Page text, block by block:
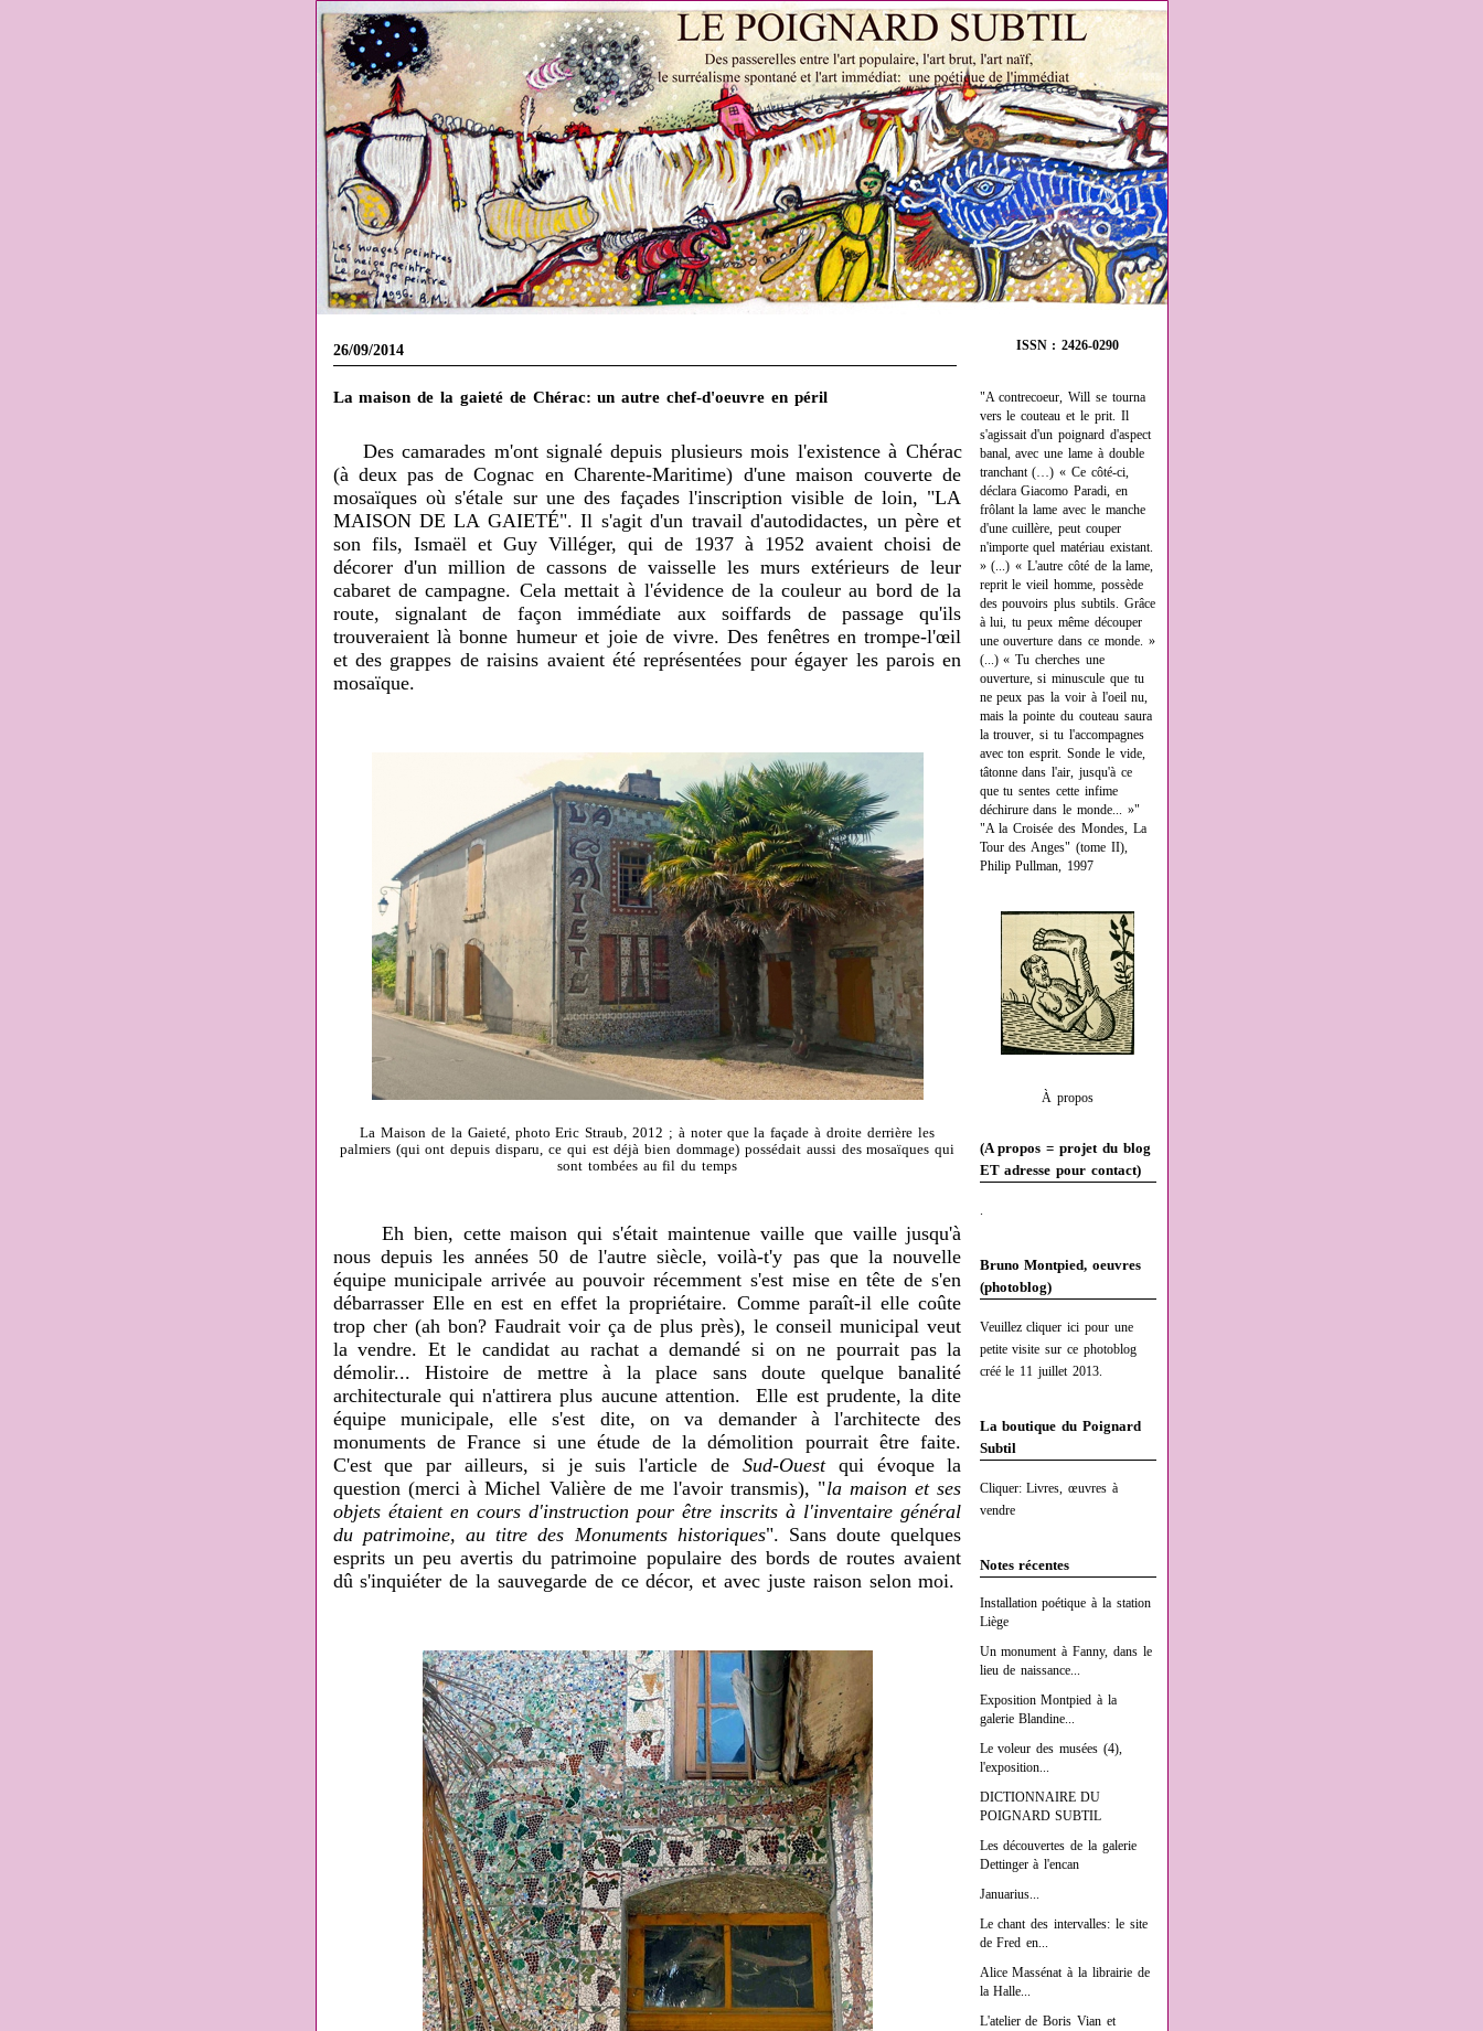
ISSN : 2426-0290
"A contrecoeur, Will se tourna
vers le couteau et le prit. Il
s'agissait d'un poignard d'aspect
banal, avec une lame à double
tranchant (…) « Ce côté-ci,
déclara Giacomo Paradi, en
frôlant la lame avec le manche
d'une cuillère, peut couper
n'importe quel matériau existant.
» (...) « L'autre côté de la lame,
reprit le vieil homme, possède
des pouvoirs plus subtils. Grâce
à lui, tu peux même découper
une ouverture dans ce monde. »
(...) « Tu cherches une
ouverture, si minuscule que tu
ne peux pas la voir à l'oeil nu,
mais la pointe du couteau saura
la trouver, si tu l'accompagnes
avec ton esprit. Sonde le vide,
tâtonne dans l'air, jusqu'à ce
que tu sentes cette infime
déchirure dans le monde... »"
"A la Croisée des Mondes, La
Tour des Anges" (tome II),
Philip Pullman, 1997
À propos
(A propos = projet du blog
ET adresse pour contact)
.
Bruno Montpied, oeuvres
(photoblog)
Veuillez cliquer ici pour une
petite visite sur ce photoblog
créé le 11 juillet 2013.
La boutique du Poignard
Subtil
Cliquer: Livres, œuvres à
vendre
Notes récentes
Installation poétique à la station
Liège
Un monument à Fanny, dans le
lieu de naissance...
Exposition Montpied à la
galerie Blandine...
Le voleur des musées (4),
l'exposition...
DICTIONNAIRE DU
POIGNARD SUBTIL
Les découvertes de la galerie
Dettinger à l'encan
Januarius...
Le chant des intervalles: le site
de Fred en...
Alice Massénat à la librairie de
la Halle...
L'atelier de Boris Vian et
26/09/2014
La maison de la gaieté de Chérac: un autre chef-d'oeuvre en péril
Des camarades m'ont signalé depuis plusieurs mois l'existence à Chérac
(à deux pas de Cognac en Charente-Maritime) d'une maison couverte de
mosaïques où s'étale sur une des façades l'inscription visible de loin, "LA
MAISON DE LA GAIETÉ". Il s'agit d'un travail d'autodidactes, un père et
son fils, Ismaël et Guy Villéger, qui de 1937 à 1952 avaient choisi de
décorer d'un million de cassons de vaisselle les murs extérieurs de leur
cabaret de campagne. Cela mettait à l'évidence de la couleur au bord de la
route, signalant de façon immédiate aux soiffards de passage qu'ils
trouveraient là bonne humeur et joie de vivre. Des fenêtres en trompe-l'œil
et des grappes de raisins avaient été représentées pour égayer les parois en
mosaïque.
La Maison de la Gaieté, photo Eric Straub, 2012 ; à noter que la façade à droite derrière les
palmiers (qui ont depuis disparu, ce qui est déjà bien dommage) possédait aussi des mosaïques qui
sont tombées au fil du temps
Eh bien, cette maison qui s'était maintenue vaille que vaille jusqu'à
nous depuis les années 50 de l'autre siècle, voilà-t'y pas que la nouvelle
équipe municipale arrivée au pouvoir récemment s'est mise en tête de s'en
débarrasser Elle en est en effet la propriétaire. Comme paraît-il elle coûte
trop cher (ah bon? Faudrait voir ça de plus près), le conseil municipal veut
la vendre. Et le candidat au rachat a demandé si on ne pourrait pas la
démolir... Histoire de mettre à la place sans doute quelque banalité
architecturale qui n'attirera plus aucune attention. Elle est prudente, la dite
équipe municipale, elle s'est dite, on va demander à l'architecte des
monuments de France si une étude de la démolition pourrait être faite.
C'est que par ailleurs, si je suis l'article de Sud-Ouestqui évoque la
question (merci à Michel Valière de me l'avoir transmis), "la maison et ses
objets étaient en cours d'instruction pour être inscrits à l'inventaire général
du patrimoine, au titre des Monuments historiques". Sans doute quelques
esprits un peu avertis du patrimoine populaire des bords de routes avaient
dû s'inquiéter de la sauvegarde de ce décor, et avec juste raison selon moi.